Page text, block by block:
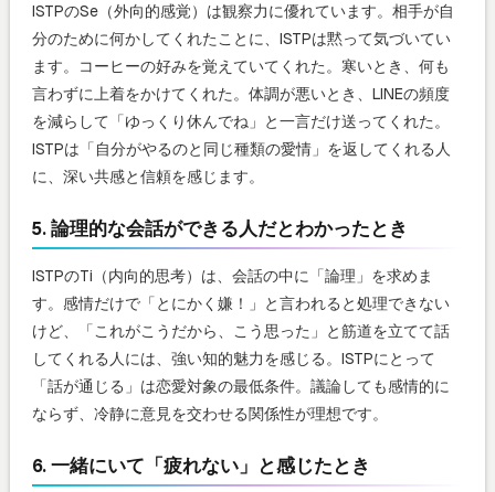
ISTPのSe（外向的感覚）は観察力に優れています。相手が自
分のために何かしてくれたことに、ISTPは黙って気づいてい
ます。コーヒーの好みを覚えていてくれた。寒いとき、何も
言わずに上着をかけてくれた。体調が悪いとき、LINEの頻度
を減らして「ゆっくり休んでね」と一言だけ送ってくれた。
ISTPは「自分がやるのと同じ種類の愛情」を返してくれる人
に、深い共感と信頼を感じます。
5. 論理的な会話ができる人だとわかったとき
ISTPのTi（内向的思考）は、会話の中に「論理」を求めま
す。感情だけで「とにかく嫌！」と言われると処理できない
けど、「これがこうだから、こう思った」と筋道を立てて話
してくれる人には、強い知的魅力を感じる。ISTPにとって
「話が通じる」は恋愛対象の最低条件。議論しても感情的に
ならず、冷静に意見を交わせる関係性が理想です。
6. 一緒にいて「疲れない」と感じたとき